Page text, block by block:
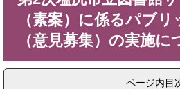
（素案）に係るパブ
（意見募集）の実施に
ページ内目